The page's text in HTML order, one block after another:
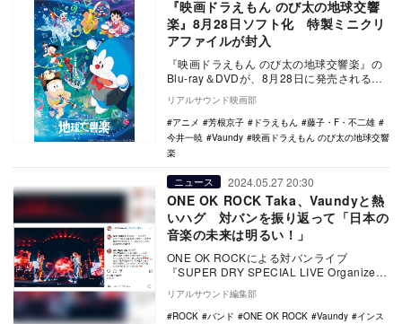
『映画ドラえもん のび太の地球交響
楽』8月28日ソフト化 特製ミニクリ
アファイルが封入
『映画ドラえもん のび太の地球交響楽』の
Blu-ray＆DVDが、8月28日に発売されるこ
とが決定した。 藤子・F・不二雄生…
リアルサウンド映画部
アニメ
芳根京子 ドラえもん
藤子・F・不二雄
今井一暁
Vaundy
映画ドラえもん のび太の地球交響
楽
ニュース 2024.05.27 20:30
ONE OK ROCK Taka、Vaundyと熱
いハグ 対バンを振り返って「日本の
音楽の未来は明るい！」
ONE OK ROCKによる対バンライブ
『SUPER DRY SPECIAL LIVE Organized
リアルサウンド編集部
ROCK
バンド ONE OK ROCK Vaundy
インス